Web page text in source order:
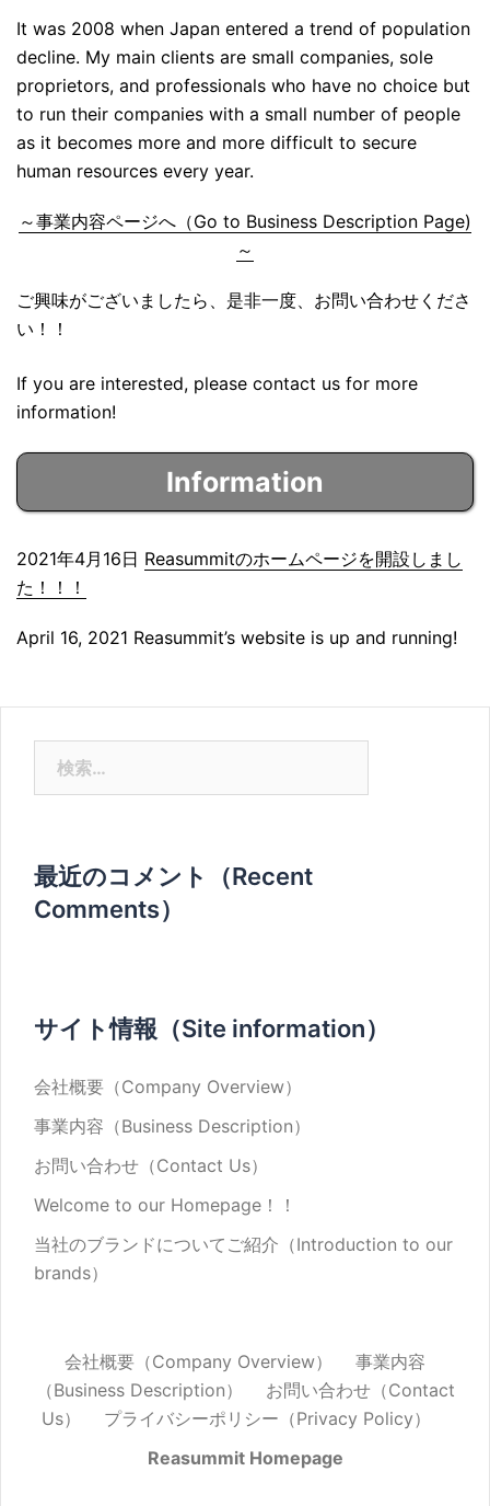
It was 2008 when Japan entered a trend of population
decline. My main clients are small companies, sole
proprietors, and professionals who have no choice but
to run their companies with a small number of people
as it becomes more and more difficult to secure
human resources every year.
～事業内容ページへ（Go to Business Description Page)
～
ご興味がございましたら、是非一度、お問い合わせくださ
い！！
If you are interested, please contact us for more
information!
Information
2021年4月16日 Reasummitのホームページを開設しまし
た！！！
April 16, 2021 Reasummit’s website is up and running!
最近のコメント（Recent
Comments）
サイト情報（Site information）
会社概要（Company Overview）
事業内容（Business Description）
お問い合わせ（Contact Us）
Welcome to our Homepage！！
当社のブランドについてご紹介（Introduction to our
brands）
会社概要（Company Overview）
事業内容
（Business Description）
お問い合わせ（Contact
Us）
プライバシーポリシー（Privacy Policy）
Reasummit Homepage